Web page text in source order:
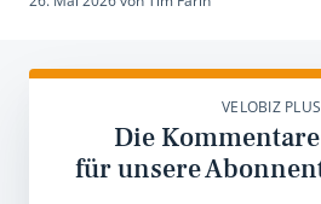
VELOBIZ PLUS
Die
für unsere